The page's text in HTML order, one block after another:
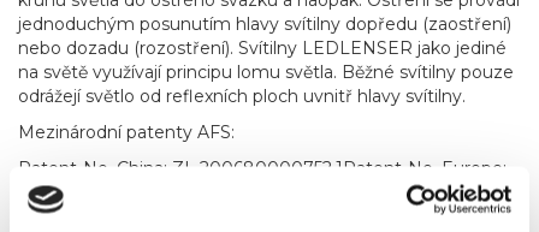
jednoduchým posunutím hlavy svítilny dopředu (zaostření)
nebo dozadu (rozostření). Svítilny LEDLENSER jako jediné
na světě využívají principu lomu světla. Běžné svítilny pouze
odrážejí světlo od reflexních ploch uvnitř hlavy svítilny.
Mezinárodní patenty AFS:
Patent-No. China: ZL 200680000752.1Patent-No. Europe:
EP 1880 139 B1Patent-No. USA: 7,461,960Patent-No.
HongKong: 1108730